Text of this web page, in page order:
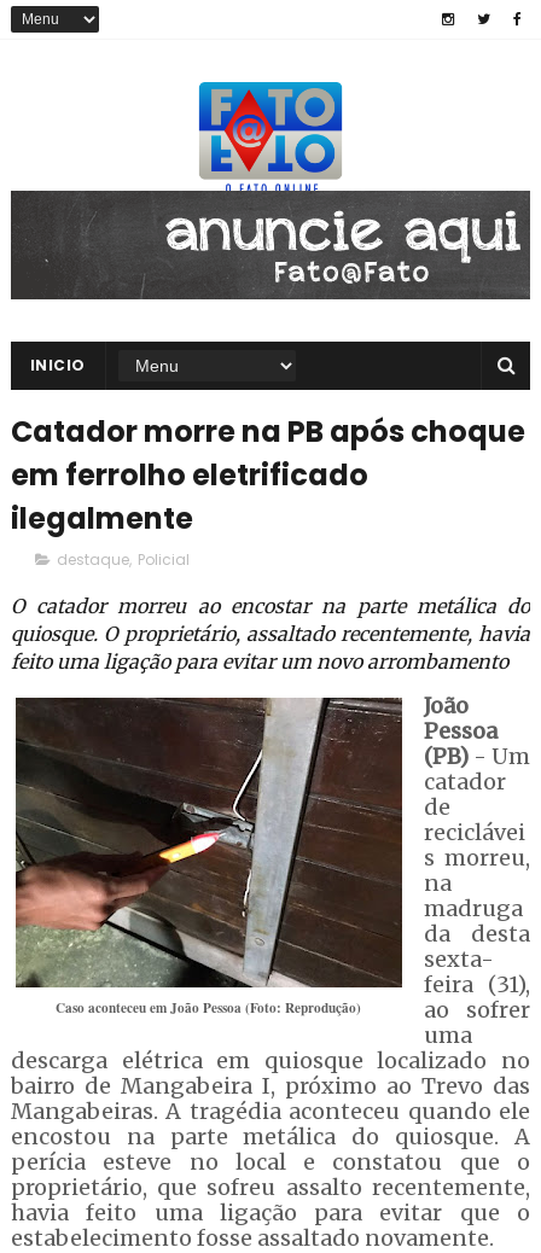
INICIO
Catador morre na PB após choque
em ferrolho eletrificado
ilegalmente
destaque, Policial
O catador morreu ao encostar na parte metálica do
quiosque. O proprietário, assaltado recentemente, havia
feito uma ligação para evitar um novo arrombamento
Caso aconteceu em João Pessoa (Foto: Reprodução)
João
Pessoa
(PB)- Um
catador
de
reciclávei
s morreu,
na
madruga
da desta
sexta-
feira (31),
ao sofrer
uma
descarga elétrica em quiosque localizado no
bairro de Mangabeira I, próximo ao Trevo das
Mangabeiras. A tragédia aconteceu quando ele
encostou na parte metálica do quiosque. A
perícia esteve no local e constatou que o
proprietário, que sofreu assalto recentemente,
havia feito uma ligação para evitar que o
estabelecimento fosse assaltado novamente.